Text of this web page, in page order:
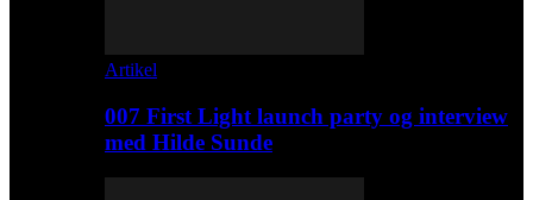
Artikel
007 First Light launch party og interview
med Hilde Sunde